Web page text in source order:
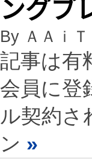
ングブ
By ＡＡｉ
記事は有
会員に登
ル契約さ
ン »